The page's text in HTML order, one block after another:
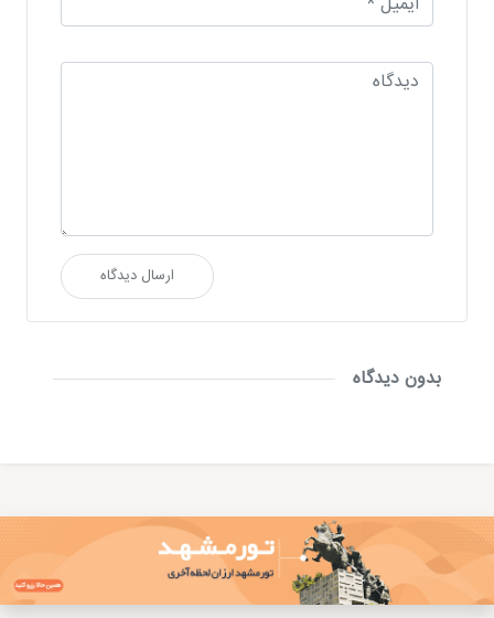
ارسال دیدگاه
بدون دیدگاه